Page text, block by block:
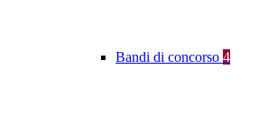
Bandi di concorso 4